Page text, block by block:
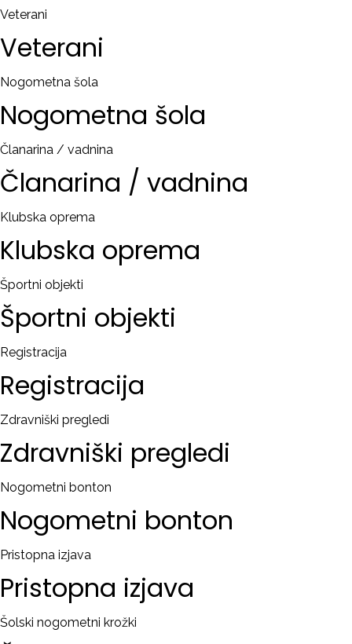
Veterani
Veterani
Nogometna šola
Nogometna šola
Članarina / vadnina
Članarina / vadnina
Klubska oprema
Klubska oprema
Športni objekti
Športni objekti
Registracija
Registracija
Zdravniški pregledi
Zdravniški pregledi
Nogometni bonton
Nogometni bonton
Pristopna izjava
Pristopna izjava
Šolski nogometni krožki